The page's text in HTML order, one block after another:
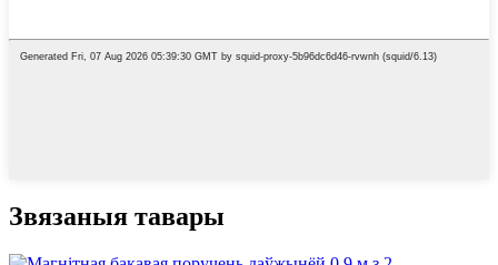
Звязаныя тавары